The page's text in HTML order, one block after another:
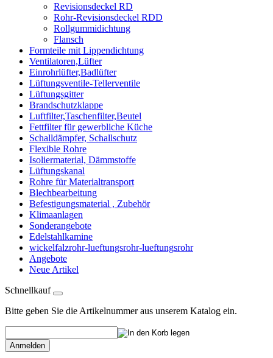
Revisionsdeckel RD
Rohr-Revisionsdeckel RDD
Rollgummidichtung
Flansch
Formteile mit Lippendichtung
Ventilatoren,Lüfter
Einrohrlüfter,Badlüfter
Lüftungsventile-Tellerventile
Lüftungsgitter
Brandschutzklappe
Luftfilter,Taschenfilter,Beutel
Fettfilter für gewerbliche Küche
Schalldämpfer, Schallschutz
Flexible Rohre
Isoliermaterial, Dämmstoffe
Lüftungskanal
Rohre für Materialtransport
Blechbearbeitung
Befestigungsmaterial , Zubehör
Klimaanlagen
Sonderangebote
Edelstahlkamine
wickelfalzrohr-lueftungsrohr-lueftungsrohr
Angebote
Neue Artikel
Schnellkauf
Bitte geben Sie die Artikelnummer aus unserem Katalog ein.
Anmelden